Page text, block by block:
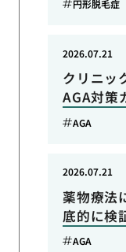
円形脱毛症
クリニッ
AGA対策
2026.07.21
AGA
薬物療法
底的に検
2026.07.21
AGA